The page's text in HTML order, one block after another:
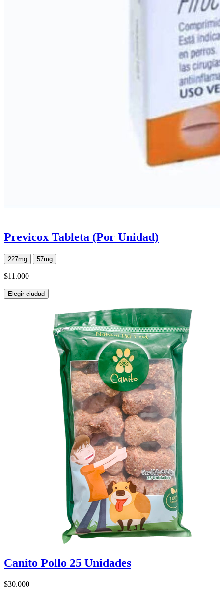
Previcox Tableta (Por Unidad)
227mg 57mg
$11.000
Elegir ciudad
Canito Pollo 25 Unidades
$30.000